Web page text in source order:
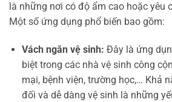
là những nơi có độ ẩm cao hoặc yêu
Một số ứng dụng phổ biến bao gồm:
Vách ngăn vệ sinh: Đây là ứng
biệt trong các nhà vệ sinh công
mại, bệnh viện, trường học,… Khả
đối và dễ dàng vệ sinh là những